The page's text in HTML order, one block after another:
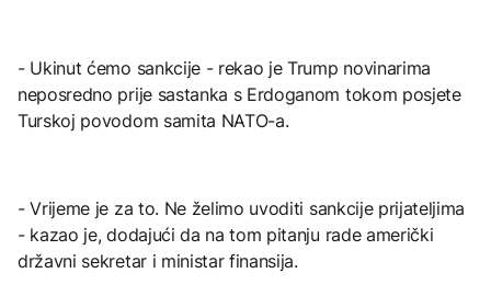
- Ukinut ćemo sankcije - rekao je Trump novinarima
neposredno prije sastanka s Erdoganom tokom posjete
Turskoj povodom samita NATO-a.
- Vrijeme je za to. Ne želimo uvoditi sankcije prijateljima
- kazao je, dodajući da na tom pitanju rade američki
državni sekretar i ministar finansija.